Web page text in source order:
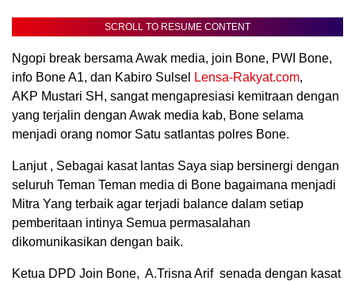
SCROLL TO RESUME CONTENT
Ngopi break bersama Awak media, join Bone, PWI Bone,
info Bone A1, dan Kabiro Sulsel
Lensa-Rakyat.com,
AKP Mustari SH, sangat mengapresiasi kemitraan dengan
yang terjalin dengan Awak media kab, Bone selama
menjadi orang nomor Satu satlantas polres Bone.
Lanjut , Sebagai kasat lantas Saya siap bersinergi dengan
seluruh Teman Teman media di Bone bagaimana menjadi
Mitra Yang terbaik agar terjadi balance dalam setiap
pemberitaan intinya Semua permasalahan
dikomunikasikan dengan baik.
Ketua DPD Join Bone, A.Trisna Arif senada dengan kasat